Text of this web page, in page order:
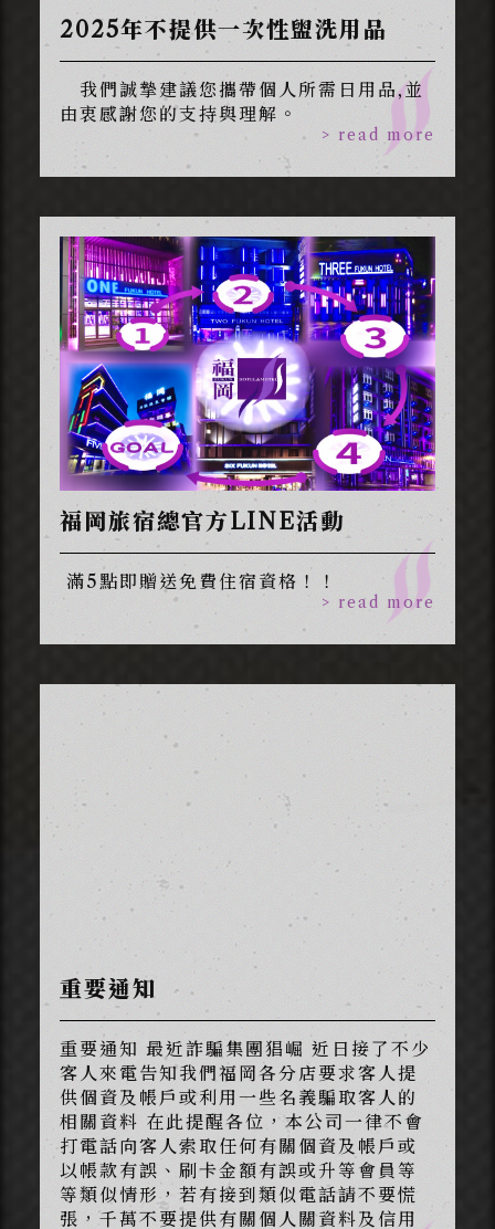
2025年不提供一次性盥洗用品
我們誠摯建議您攜帶個人所需日用品,並
由衷感謝您的支持與理解。
> read more
福岡旅宿總官方LINE活動
滿5點即贈送免費住宿資格！！
> read more
重要通知
重要通知 最近詐騙集團猖崛 近日接了不少
客人來電告知我們福岡各分店要求客人提
供個資及帳戶或利用一些名義騙取客人的
相關資料 在此提醒各位，本公司一律不會
打電話向客人索取任何有關個資及帳戶或
以帳款有誤、刷卡金額有誤或升等會員等
等類似情形，若有接到類似電話請不要慌
張，千萬不要提供有關個人關資料及信用